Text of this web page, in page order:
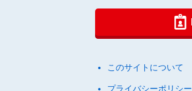
このサイトについて
プライバシーポリシー